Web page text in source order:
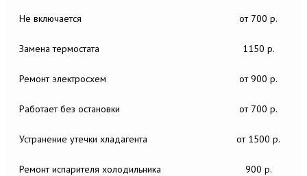
Не включается от 700 р.
Замена термостата 1150 р.
Ремонт электросхем от 900 р.
Работает без остановки от 700 р.
Устранение утечки хладагента от 1500 р.
Ремонт испарителя холодильника 900 р.